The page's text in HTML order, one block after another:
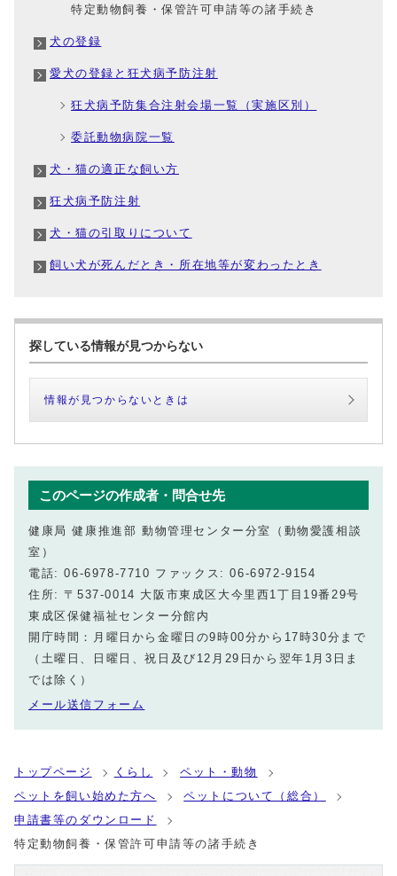
特定動物飼養・保管許可申請等の諸手続き
犬の登録
愛犬の登録と狂犬病予防注射
狂犬病予防集合注射会場一覧（実施区別）
委託動物病院一覧
犬・猫の適正な飼い方
狂犬病予防注射
犬・猫の引取りについて
飼い犬が死んだとき・所在地等が変わったとき
探している情報が見つからない
情報が見つからないときは
このページの作成者・問合せ先
健康局 健康推進部 動物管理センター分室（動物愛護相談
室）
電話: 06-6978-7710 ファックス: 06-6972-9154
住所: 〒537-0014 大阪市東成区大今里西1丁目19番29号
東成区保健福祉センター分館内
開庁時間：月曜日から金曜日の9時00分から17時30分まで
（土曜日、日曜日、祝日及び12月29日から翌年1月3日ま
では除く）
メール送信フォーム
トップページ くらし
ペット・動物
ペットを飼い始めた方へ
ペットについて（総合）
申請書等のダウンロード
特定動物飼養・保管許可申請等の諸手続き